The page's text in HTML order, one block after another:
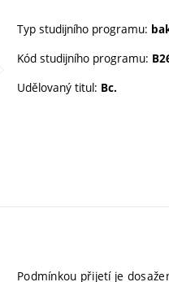
Typ studijního programu:
Kód studijního programu:
Udělovaný titul: Bc.
Podmínkou přijetí je